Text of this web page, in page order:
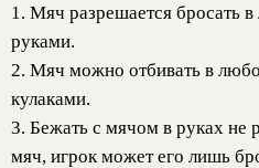
1. Мяч разрешается бросать
руками.
2. Мяч можно отбивать в
кулаками.
3. Бежать с мячом в руках не
мяч, игрок может его лишь